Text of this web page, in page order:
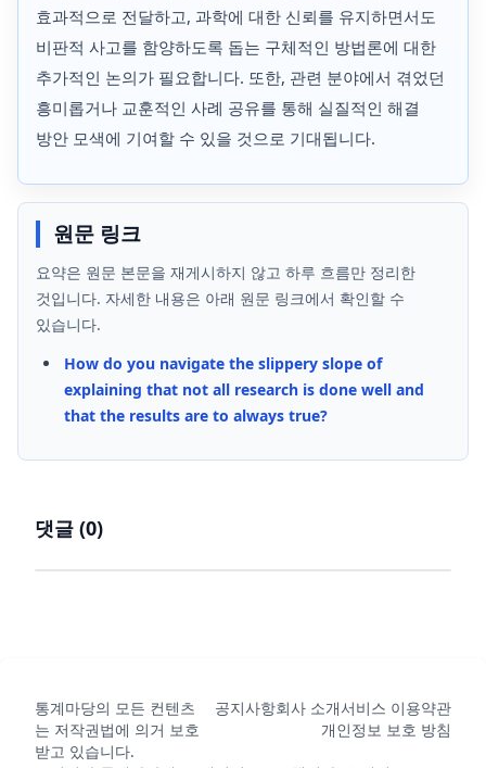
효과적으로 전달하고, 과학에 대한 신뢰를 유지하면서도
비판적 사고를 함양하도록 돕는 구체적인 방법론에 대한
추가적인 논의가 필요합니다. 또한, 관련 분야에서 겪었던
흥미롭거나 교훈적인 사례 공유를 통해 실질적인 해결
방안 모색에 기여할 수 있을 것으로 기대됩니다.
원문 링크
요약은 원문 본문을 재게시하지 않고 하루 흐름만 정리한
것입니다. 자세한 내용은 아래 원문 링크에서 확인할 수
있습니다.
How do you navigate the slippery slope of
explaining that not all research is done well and
that the results are to always true?
댓글 (0)
통계마당의 모든 컨텐츠
는 저작권법에 의거 보호
받고 있습니다.
공지사항회사 소개서비스 이용약관
개인정보 보호 방침